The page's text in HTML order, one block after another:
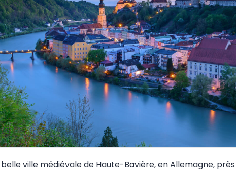
ville médiévale de Haute-Bavière, en Allemagne,